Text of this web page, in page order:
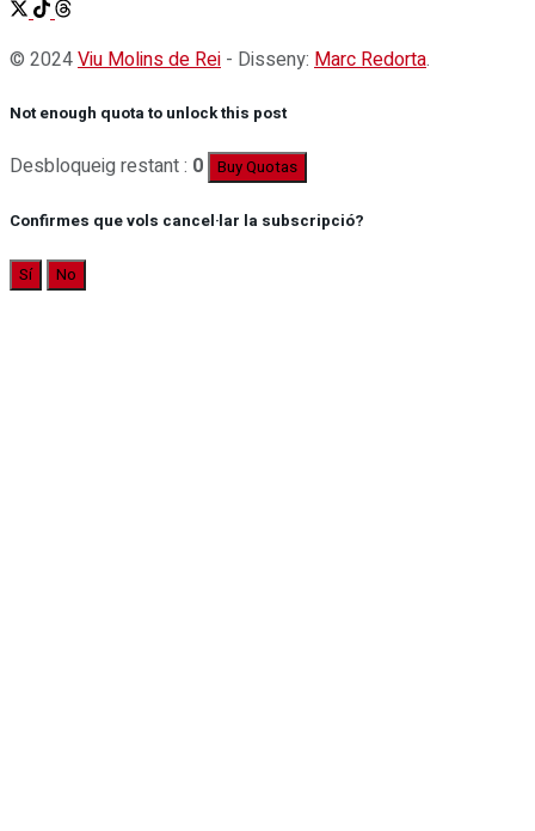
© 2024Viu Molins de Rei - Disseny: Marc Redorta.
Not enough quota to unlock this post
Desbloqueig restant : 0 Buy Quotas
Confirmes que vols cancel·lar la subscripció?
Sí No